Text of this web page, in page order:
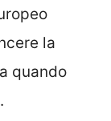
la
quando